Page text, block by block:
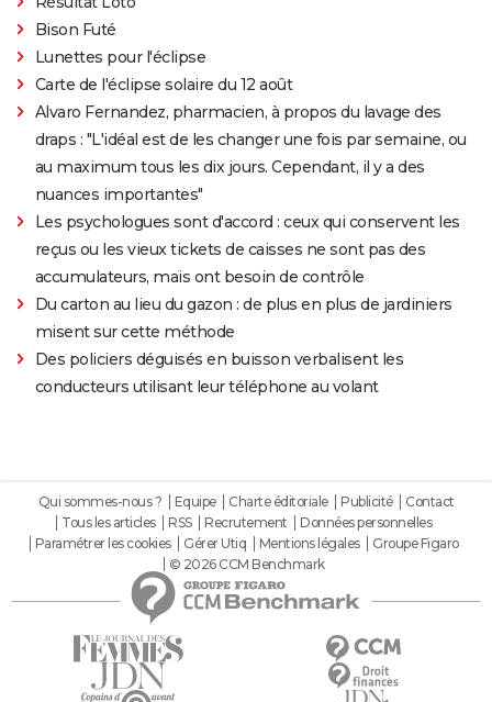
Bison Futé
Lunettes pour l'éclipse
Carte de l'éclipse solaire du 12 août
Alvaro Fernandez, pharmacien, à propos du lavage des
draps : "L'idéal est de les changer une fois par semaine, ou
au maximum tous les dix jours. Cependant, il y a des
nuances importantes"
Les psychologues sont d'accord : ceux qui conservent les
reçus ou les vieux tickets de caisses ne sont pas des
accumulateurs, mais ont besoin de contrôle
Du carton au lieu du gazon : de plus en plus de jardiniers
misent sur cette méthode
Des policiers déguisés en buisson verbalisent les
conducteurs utilisant leur téléphone au volant
Qui sommes-nous ? Equipe Charte éditoriale Publicité
Contact
Tous les articles
RSS Recrutement
Données personnelles
Paramétrer les cookies
Gérer Utiq Mentions légales
Groupe Figaro
© 2026 CCM Benchmark